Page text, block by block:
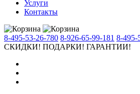
Услуги
Контакты
8-495-53-26-780 8-926-65-99-181 8-495-
СКИДКИ! ПОДАРКИ! ГАРАНТИИ!